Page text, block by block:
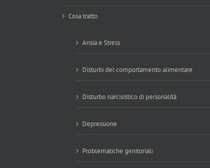
Cosa tratto
Ansia e Stress
Disturbi del comportamento alimentare
Disturbo narcisistico di personalità
Depressione
Problematiche genitoriali